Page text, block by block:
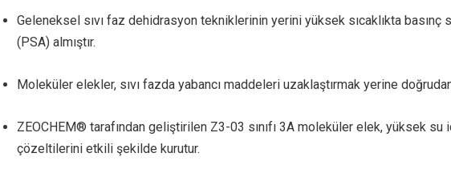
Geleneksel sıvı faz dehidrasyon tekniklerinin yerini yüksek sıcaklıkta basınç
(PSA) almıştır.
Moleküler elekler, sıvı fazda yabancı maddeleri uzaklaştırmak yerine
ZEOCHEM® tarafından geliştirilen Z3-03 sınıfı 3A moleküler elek, yüksek
çözeltilerini etkili şekilde kurutur.